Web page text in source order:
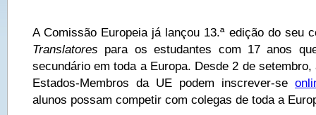
A Comissão Europeia já lançou 13.ª edição do seu
Translatores para os estudantes com 17 anos
secundário em toda a Europa. Desde 2 de
Estados-Membros da UE podem inscrever-se
alunos possam competir com colegas de toda a